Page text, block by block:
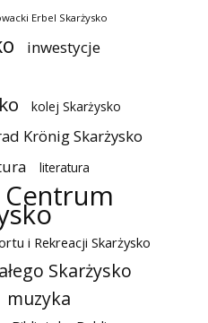
Erbel Skarżysko
inwestycje
kolej Skarżysko
Krönig Skarżysko
literatura
Centrum
i Rekreacji Skarżysko
Skarżysko
muzyka